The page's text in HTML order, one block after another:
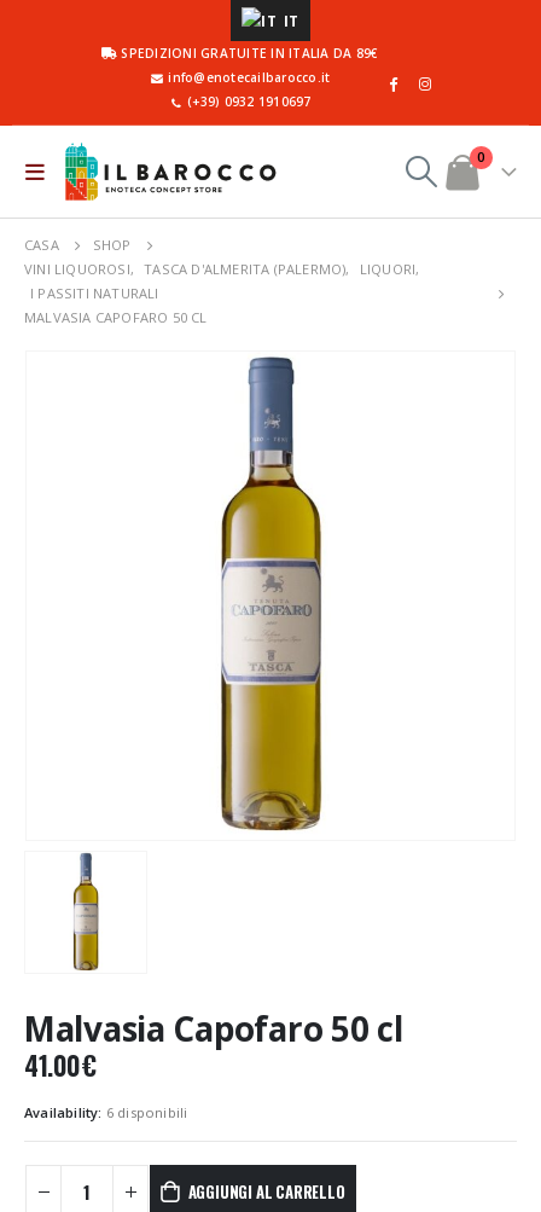
IT
SPEDIZIONI GRATUITE IN ITALIA DA 89€
info@enotecailbarocco.it
(+39) 0932 1910697
0
CASA
SHOP
VINI LIQUOROSI, TASCA D'ALMERITA (PALERMO), LIQUORI,
I PASSITI NATURALI
MALVASIA CAPOFARO 50 CL
Malvasia Capofaro 50 cl
41.00€
Availability: 6 disponibili
AGGIUNGI AL CARRELLO